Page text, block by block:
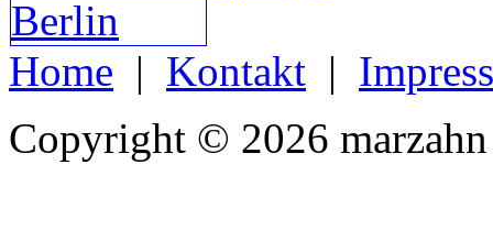
Home | Kontakt |
Copyright © 2026